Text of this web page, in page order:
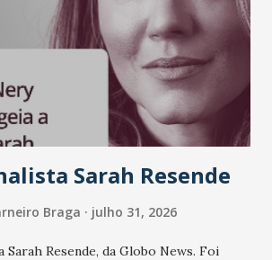
Sarah Resende
Braga julho 31, 2026
Resende, da Globo News. Foi